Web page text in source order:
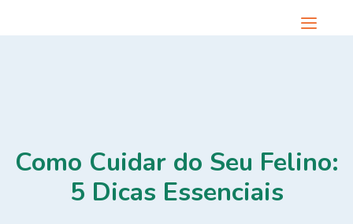
Como Cuidar do Seu Felino:
5 Dicas Essenciais